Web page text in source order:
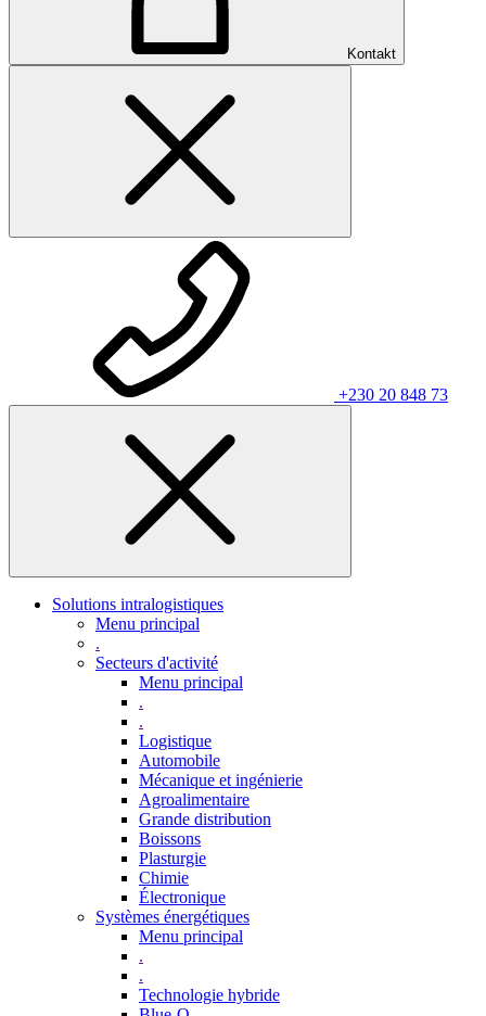
Kontakt
+230 20 848 73
Solutions intralogistiques
Menu principal
.
Secteurs d'activité
Menu principal
.
.
Logistique
Automobile
Mécanique et ingénierie
Agroalimentaire
Grande distribution
Boissons
Plasturgie
Chimie
Électronique
Systèmes énergétiques
Menu principal
.
.
Technologie hybride